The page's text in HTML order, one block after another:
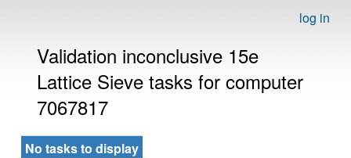
log in
Validation inconclusive 15e
Lattice Sieve tasks for computer
7067817
No tasks to display